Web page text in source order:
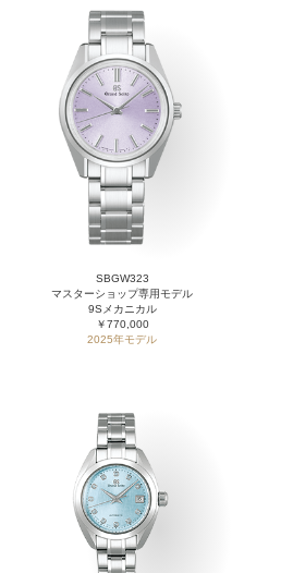
SBGW323
マスターショップ専用モデル
9Sメカニカル
￥770,000
2025年モデル